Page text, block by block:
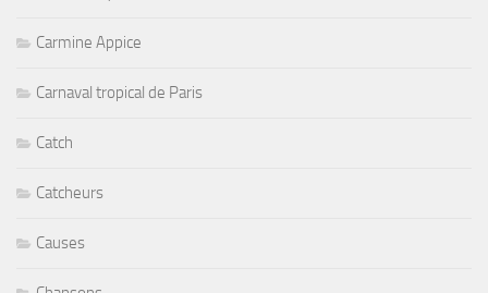
Carmine Appice
Carnaval tropical de Paris
Catch
Catcheurs
Causes